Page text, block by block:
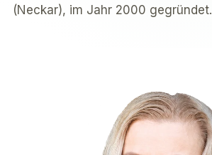
(Neckar), im Jahr 2000 gegründet.